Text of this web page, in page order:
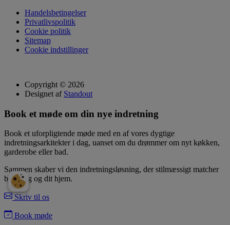
Handelsbetingelser
Privatlivspolitik
Cookie politik
Sitemap
Cookie indstillinger
Copyright © 2026
Designet af Standout
Book et møde om din nye indretning
Book et uforpligtende møde med en af vores dygtige
indretningsarkitekter i dag, uanset om du drømmer om nyt køkken,
garderobe eller bad.
Sammen skaber vi den indretningsløsning, der stilmæssigt matcher
både dig og dit hjem.
Skriv til os
Book møde